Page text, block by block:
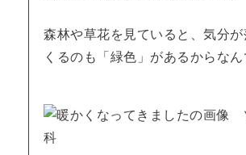
森林や草花を見ていると、気分が
くるのも「緑色」があるからなん